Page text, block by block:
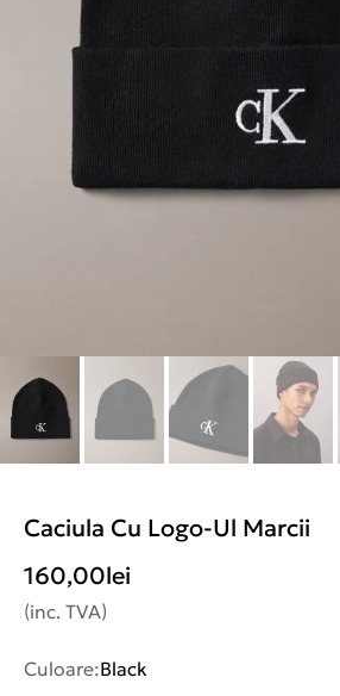
Caciula Cu Logo-Ul Marcii
160,00lei
(inc. TVA)
Culoare:Black